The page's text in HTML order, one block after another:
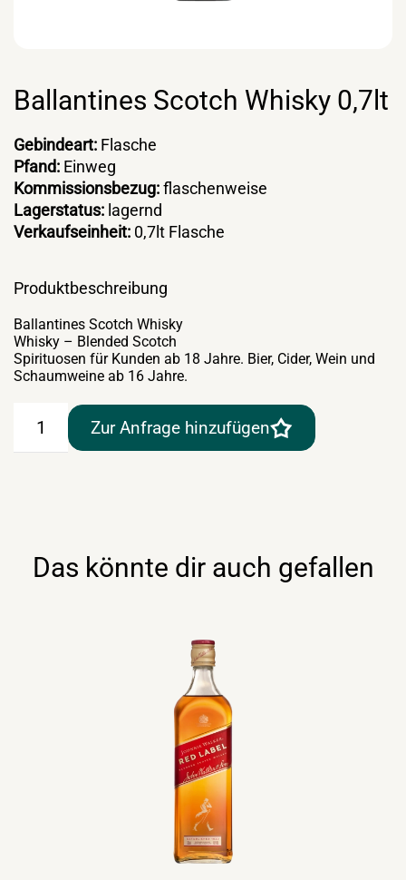
Ballantines Scotch Whisky 0,7lt
Gebindeart: Flasche
Pfand: Einweg
Kommissionsbezug:flaschenweise
Lagerstatus: lagernd
Verkaufseinheit: 0,7lt Flasche
Produktbeschreibung
Ballantines Scotch Whisky
Whisky – Blended Scotch
Spirituosen für Kunden ab 18 Jahre. Bier, Cider, Wein und
Schaumweine ab 16 Jahre.
Ballantines
Scotch
Zur Anfrage hinzufügen
Das könnte dir auch gefallen